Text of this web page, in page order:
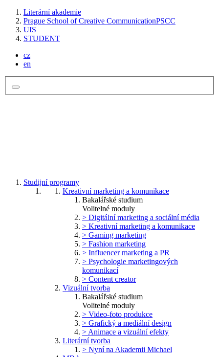
Literární akademie
Prague School of Creative CommunicationPSCC
UIS
STUDENT
cz
en
Studijní programy
Kreativní marketing a komunikace
Bakalářské studium
Volitelné moduly
> Digitální marketing a sociální média
> Kreativní marketing a komunikace
> Gaming marketing
> Fashion marketing
> Influencer marketing a PR
> Psychologie marketingových
komunikací
> Content creator
Vizuální tvorba
Bakalářské studium
Volitelné moduly
> Video-foto produkce
> Grafický a mediální design
> Animace a vizuální efekty
Literární tvorba
> Nyní na Akademii Michael